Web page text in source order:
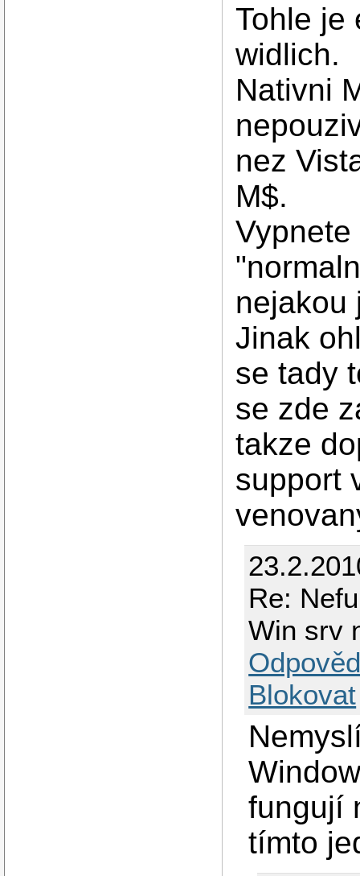
Tohle je
widlich.
Nativni
nez
M$.
nejakou
Jinak
se tady
se zde
takze
support
Re:
Win srv
Blokovat
fungují
tímto